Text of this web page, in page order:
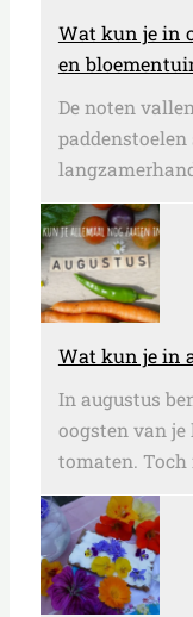
Wat kun je in
en
De noten
Wat kun je in
In augustus
oogsten van
tomaten. Toch